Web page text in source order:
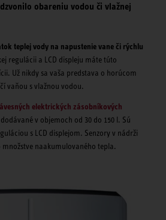
obareniu vodou či vlažnej
teplej vody na napustenie vane či rýchlu
regulácii a LCD displeju máte túto
Už nikdy sa vaša predstava o horúcom
vaňou s vlažnou vodou.
elektrických zásobníkových
v objemoch od 30 do 150 l. Sú
s LCD displejom. Senzory v nádrži
naakumulovaného tepla.